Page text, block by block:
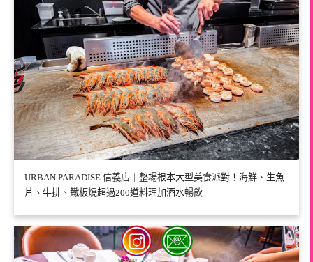
URBAN PARADISE 信義店｜整場根本大型美食派對！海鮮、生魚
片、牛排、鐵板燒超過200道料理加酒水暢飲